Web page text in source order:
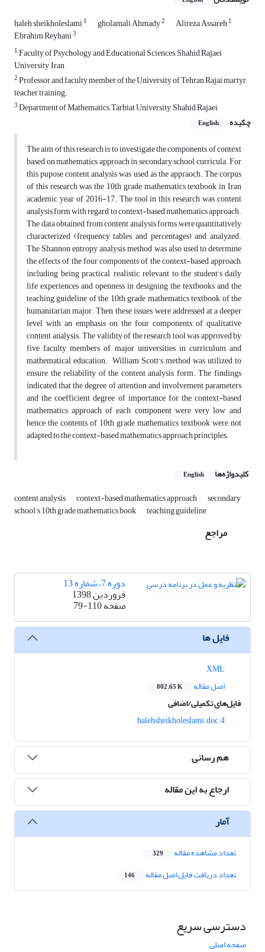
haleh sheikholeslami1 gholamali Ahmady2 Alireza Assareh1
Ebrahim Reyhani3
1Faculty of Psychology and Educational Sciences, Shahid Rajaei
University, Iran
2Professor and faculty member of the University of Tehran Rajai martyr
teacher training.
3Department of Mathematics, Tarbiat University, Shahid Rajaei
چکیده
English
The aim of this research is to investigate the components of context
based on mathematics approach in secondary school curricula. For
this pupose content analysis was used as the appraoch. The corpus
of this research was the 10th grade mathematics textbook in Iran
academic year of 2016-17. The tool in this research was content
analysis form with regard to context-based mathematics approach.
The data obtained from content analysis forms were quantitatively
characterized (frequency tables and percentages) and analyzed.
The Shannon entropy analysis method was also used to determine
the effects of the four components of the context-based approach,
including being practical, realistic, relevant to the student's daily
life experiences and openness in designing the textbooks and the
teaching guideline of the 10th grade mathematics textbook of the
humanitarian major. Then, these issues were addressed at a deeper
level with an emphasis on the four components of qualitative
content analysis. The validity of the research tool was approved by
five faculty members of major universities in curriculum and
mathematical education. William Scott's method was utilized to
ensure the reliability of the content analysis form. The findings
indicated that the degree of attention and involvement parameters
and the coefficient degree of importance for the context-based
mathematics approach of each component were very low, and
hence the contents of 10th grade mathematics textbook were not
adapted to the context-based mathematics approach principles.
کلیدواژه‌ها English
content analysis context-based mathematics approach secondary
school's 10th grade mathematics book teaching guideline
مراجع
دوره 7، شماره 13
فروردین 1398
صفحه79-110
فایل ها
اصل مقاله
802.65 K
فایل‌های تکمیلی/اضافی
4.halehsheikholeslami.doc
هم رسانی
ارجاع به این مقاله
آمار
تعداد مشاهده مقاله 329
تعداد دریافت فایل اصل مقاله 146
دسترسی سریع
صفحه اصلی